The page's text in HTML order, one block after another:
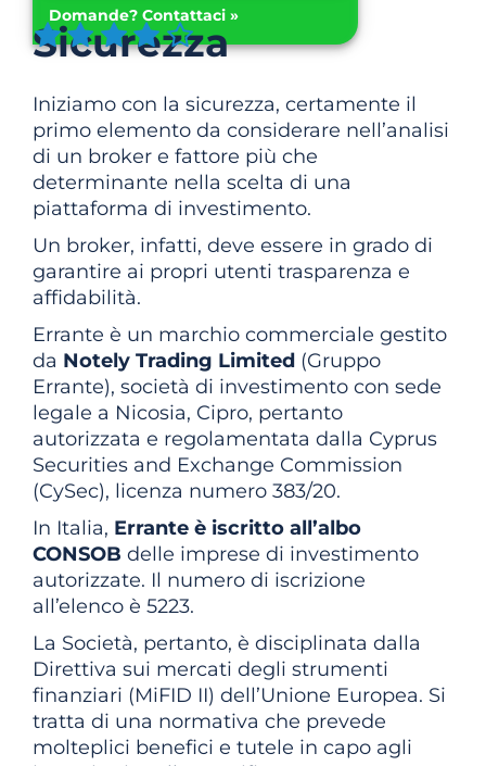
Domande? Contattaci »
Sicurezza
Iniziamo con la sicurezza, certamente il
primo elemento da considerare nell’analisi
di un broker e fattore più che
determinante nella scelta di una
piattaforma di investimento.
Un broker, infatti, deve essere in grado di
garantire ai propri utenti trasparenza e
affidabilità.
Errante è un marchio commerciale gestito
da Notely Trading Limited (Gruppo
Errante), società di investimento con sede
legale a Nicosia, Cipro, pertanto
autorizzata e regolamentata dalla Cyprus
Securities and Exchange Commission
(CySec), licenza numero 383/20.
In Italia, Errante è iscritto all’albo
CONSOB delle imprese di investimento
autorizzate. Il numero di iscrizione
all’elenco è 5223.
La Società, pertanto, è disciplinata dalla
Direttiva sui mercati degli strumenti
finanziari (MiFID II) dell’Unione Europea. Si
tratta di una normativa che prevede
molteplici benefici e tutele in capo agli